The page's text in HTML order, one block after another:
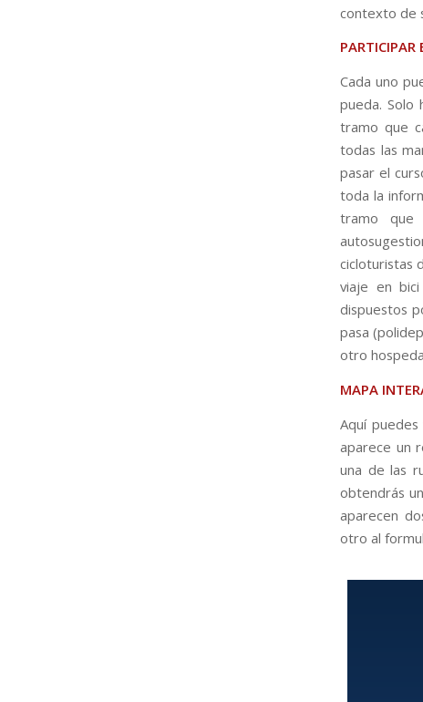
contexto de
PARTICIPAR
Cada uno
pueda. Solo
tramo que
todas las
pasar el
toda la
tramo
cicloturistas
viaje en
dispuestos
pasa
otro
MAPA
Aquí puedes
aparece un
una de las
obtendrás
aparecen
otro al